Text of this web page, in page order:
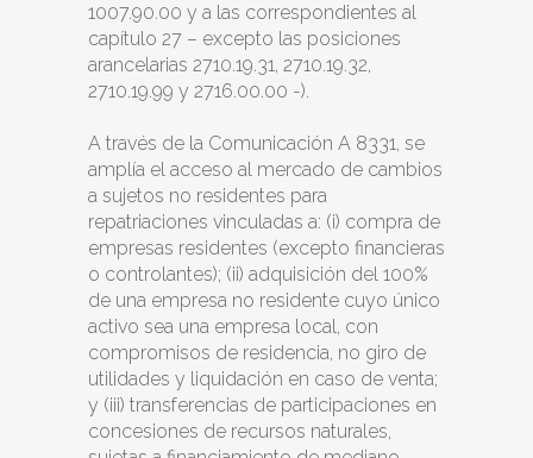
1007.90.00 y a las correspondientes al
capítulo 27 – excepto las posiciones
arancelarias 2710.19.31, 2710.19.32,
2710.19.99 y 2716.00.00 -).
A través de la Comunicación A 8331, se
amplía el acceso al mercado de cambios
a sujetos no residentes para
repatriaciones vinculadas a: (i) compra de
empresas residentes (excepto financieras
o controlantes); (ii) adquisición del 100%
de una empresa no residente cuyo único
activo sea una empresa local, con
compromisos de residencia, no giro de
utilidades y liquidación en caso de venta;
y (iii) transferencias de participaciones en
concesiones de recursos naturales,